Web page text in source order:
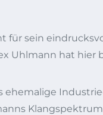
für sein
Uhlmann hat
ehemalige